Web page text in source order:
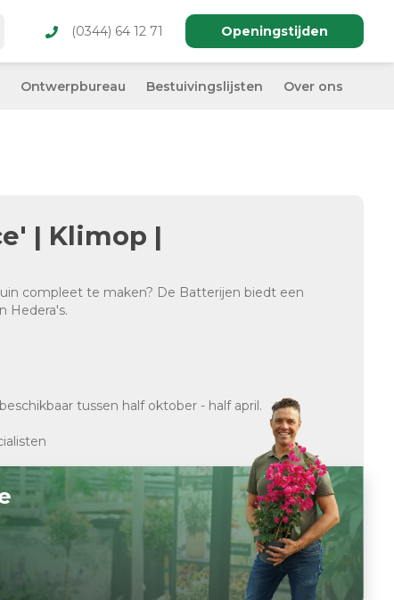
(0344) 64 12 71 Openingstijden
Ontwerpbureau Bestuivingslijsten Over ons
| Klimop |
compleet te maken? De Batterijen biedt een
Hedera's.
beschikbaar tussen half oktober - half april.